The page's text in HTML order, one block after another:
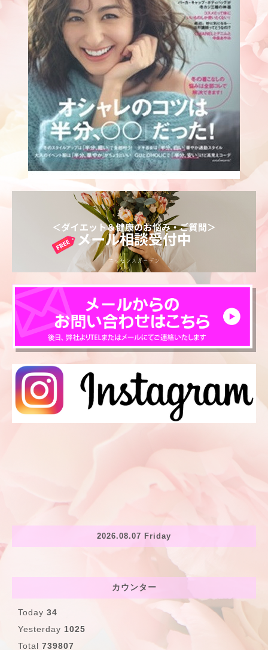
2026.08.07 Friday
カウンター
Today 34
Yesterday 1025
Total 739807